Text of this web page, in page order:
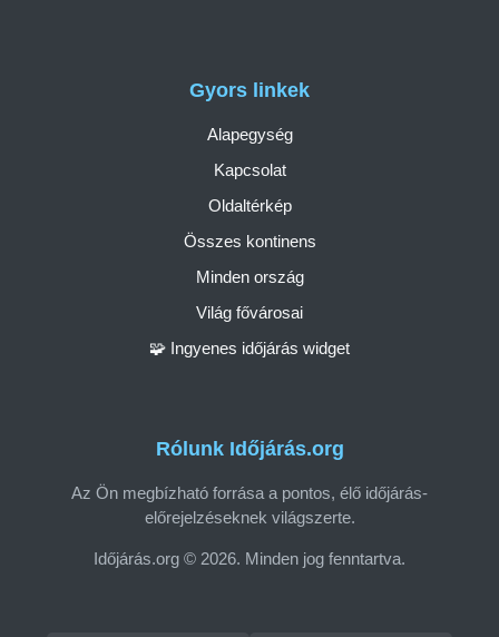
Rólunk Időjárás.org
Az Ön megbízható forrása a pontos, élő időjárás-
előrejelzéseknek világszerte.
Időjárás.org © 2026. Minden jog fenntartva.
Gyors linkek
Alapegység
Kapcsolat
Oldaltérkép
Összes kontinens
Minden ország
Világ fővárosai
🧩 Ingyenes időjárás widget